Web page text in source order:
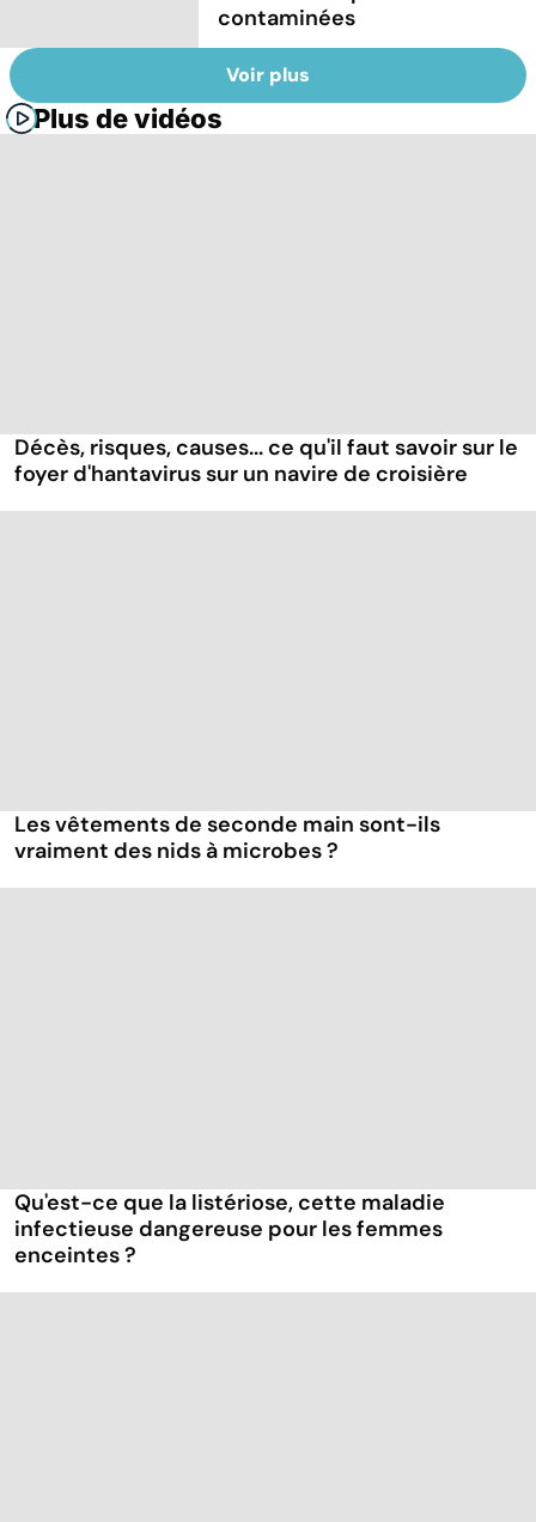
contaminées
Voir plus
Plus de vidéos
Décès, risques, causes... ce qu'il faut savoir sur le
foyer d'hantavirus sur un navire de croisière
Les vêtements de seconde main sont-ils
vraiment des nids à microbes ?
Qu'est-ce que la listériose, cette maladie
infectieuse dangereuse pour les femmes
enceintes ?